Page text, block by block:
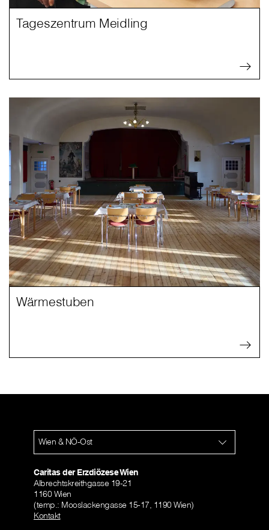
Tageszentrum Meidling
Wärmestuben
Wien & NÖ-Ost
Caritas der Erzdiözese Wien
Albrechtskreithgasse 19-21
1160 Wien
(temp.: Mooslackengasse 15-17, 1190 Wien)
Kontakt